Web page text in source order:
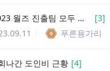
오피셜) 2023 월즈 진출팀 모두 확정 [3]
푸른용가리
나간 도인비 근황 [4]